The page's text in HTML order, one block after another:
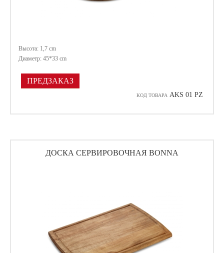
Высота: 1,7 cm
Диаметр: 45*33 cm
ПРЕДЗАКАЗ
КОД ТОВАРА AKS 01 PZ
ДОСКА СЕРВИРОВОЧНАЯ BONNA